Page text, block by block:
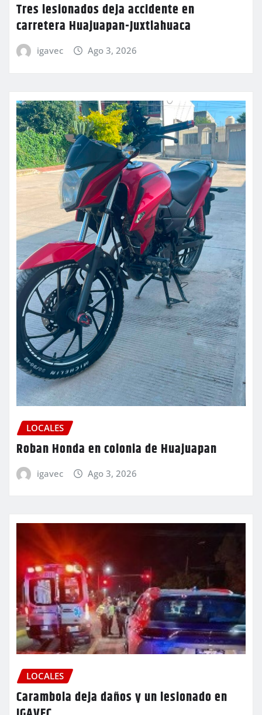
Tres lesionados deja accidente en
carretera Huajuapan-Juxtlahuaca
igavec Ago 3, 2026
LOCALES
Roban Honda en colonia de Huajuapan
igavec Ago 3, 2026
LOCALES
Carambola deja daños y un lesionado en